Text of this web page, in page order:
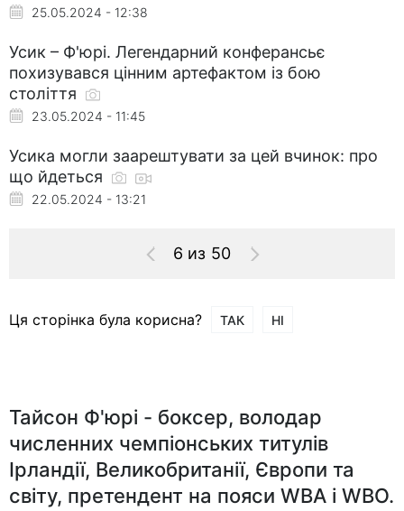
25.05.2024 - 12:38
Усик – Ф'юрі. Легендарний конферансьє
похизувався цінним артефактом із бою
століття
23.05.2024 - 11:45
Усика могли заарештувати за цей вчинок: про
що йдеться
22.05.2024 - 13:21
6 из 50
Ця сторінка була корисна? ТАК НІ
Тайсон Ф'юрі - боксер, володар
численних чемпіонських титулів
Ірландії, Великобританії, Європи та
світу, претендент на пояси WBA і WBO.